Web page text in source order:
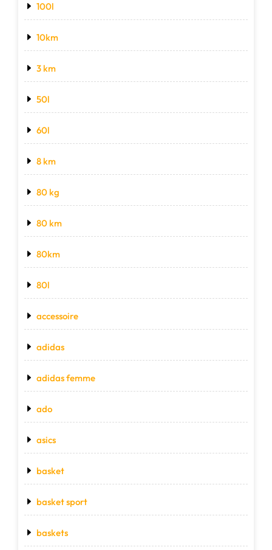
100l
10km
3 km
50l
60l
8 km
80 kg
80 km
80km
80l
accessoire
adidas
adidas femme
ado
asics
basket
basket sport
baskets